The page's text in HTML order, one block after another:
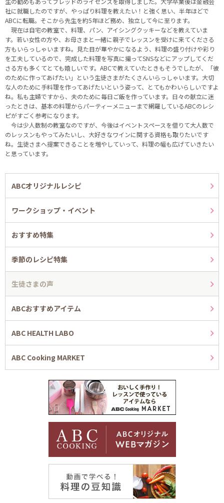
社に就職したのですが、やっぱり料理を教えたい！と強く思い、半年ほどで
ABCに転職。そこから先生を約5年ほど務め、独立して今に至ります。
現在は自宅の教室で、料理、パン、アイシングクッキーなどを教えていま
す。若い女性の方や、お母さまと一緒に親子でレッスンを受けに来てくださる
方もいらっしゃいますね。見た目が華やかになるよう、料理の盛り付けや彩り
を工夫しているので、完成した料理を写真に撮ってSNSなどにアップしてくだ
さる方も多くてとても嬉しいです。ABCで教えていたときもそうでしたが、「彼
のために作ってあげたい」という生徒さまがたくさんいらっしゃいます。大切
な人のために手料理を作ってあげたいという姿って、とてもかわいらしいですよ
ね。私も主婦ですから、夫のために毎日ご飯を作っています。日々の献立に迷
ったときは、基本の料理からパーティーメニューまで網羅しているABCのレシ
ピがすごく参考になります。
今は少人数制の教室なのですが、今後はイベントスペースを借りて大人数で
のレッスンもやってみたいし、大好きなワインに関する資格も取りたいです
ね。生徒さまへ提案できることを増やしていって、料理の幅も広げていきたい
と思っています。
ABCオリジナルレシピ
ワークショップ・イベント
おすすめ特集
季節のレシピ特集
生徒さまの声
ABCおすすめアイテム
ABC HEALTH LABO
ABC Cooking MARKET